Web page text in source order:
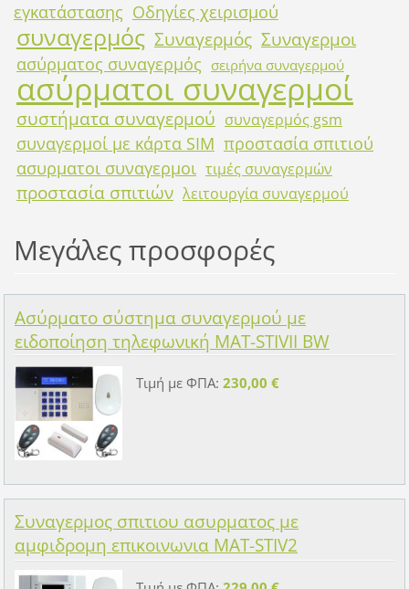
εγκατάστασης Οδηγίες χειρισμού
συναγερμός Συναγερμός Συναγερμοι
ασύρματος συναγερμός σειρήνα συναγερμού
ασύρματοι συναγερμοί
συστήματα συναγερμού συναγερμός gsm
συναγερμοί με κάρτα SIM προστασία σπιτιού
ασυρματοι συναγερμοι τιμές συναγερμών
προστασία σπιτιών λειτουργία συναγερμού
Μεγάλες προσφορές
Ασύρματο σύστημα συναγερμού με
ειδοποίηση τηλεφωνική MAT-STIVII BW
Τιμή με ΦΠΑ: 230,00 €
Συναγερμος σπιτιου ασυρματος με
αμφιδρομη επικοινωνια MAT-STIV2